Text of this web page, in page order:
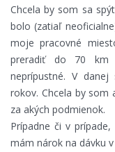
Chcela by som sa
bolo (zatiaľ
moje pracovné
preradiť do 70 km
neprípustné. V
rokov. Chcela by som
za akých podmienok.
Prípadne či v
mám nárok na dávku